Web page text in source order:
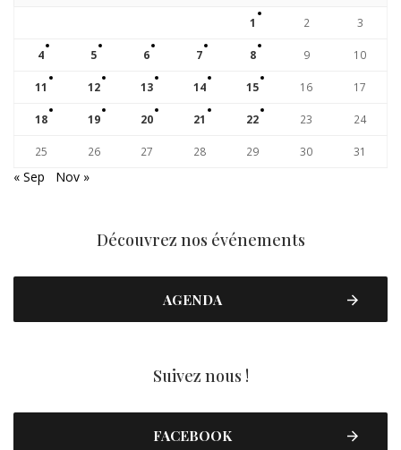
1 2 3
4 5 6 7 8 9 10
11 12 13 14 15 16 17
18 19 20 21 22 23 24
25 26 27 28 29 30 31
« Sep Nov »
Découvrez nos événements
AGENDA
Suivez nous !
FACEBOOK